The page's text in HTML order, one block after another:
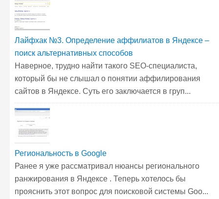
Лайфхак №3. Определение аффилиатов в Яндексе –
поиск альтернативных способов
Наверное, трудно найти такого SEO-специалиста,
который бы не слышал о понятии аффилирования
сайтов в Яндексе. Суть его заключается в груп...
Региональность в Google
Ранее я уже рассматривал нюансы регионального
ранжирования в Яндексе . Теперь хотелось бы
прояснить этот вопрос для поисковой системы Goo...